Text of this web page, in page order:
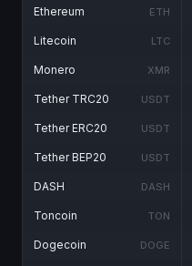
Ethereum ETH
Litecoin LTC
Monero XMR
Tether TRC20 USDT
Tether ERC20 USDT
Tether BEP20 USDT
DASH DASH
Toncoin TON
Dogecoin DOGE